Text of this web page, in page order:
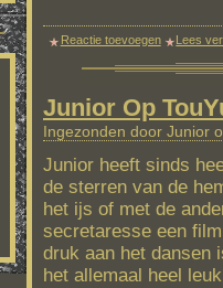
Reactie toevoegen Lees
Junior Op
Ingezonden door Junior
Junior heeft sinds
de sterren van de
het ijs of met de
secretaresse een
druk aan het dansen
het allemaal heel